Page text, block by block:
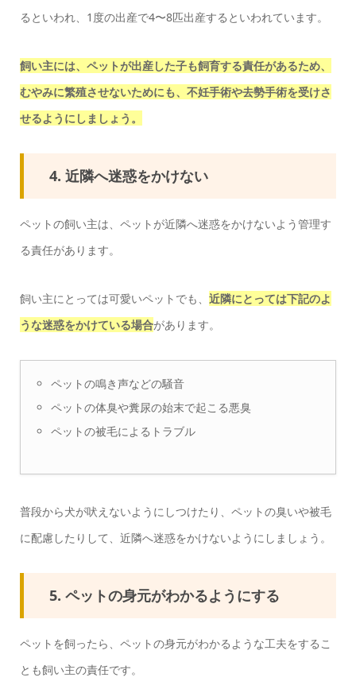
るといわれ、1度の出産で4〜8匹出産するといわれています。
飼い主には、ペットが出産した子も飼育する責任があるため、
むやみに繁殖させないためにも、不妊手術や去勢手術を受けさ
せるようにしましょう。
4. 近隣へ迷惑をかけない
ペットの飼い主は、ペットが近隣へ迷惑をかけないよう管理す
る責任があります。
飼い主にとっては可愛いペットでも、 近隣にとっては下記のよ
うな迷惑をかけている場合があります。
ペットの鳴き声などの騒音
ペットの体臭や糞尿の始末で起こる悪臭
ペットの被毛によるトラブル
普段から犬が吠えないようにしつけたり、ペットの臭いや被毛
に配慮したりして、近隣へ迷惑をかけないようにしましょう。
5. ペットの身元がわかるようにする
ペットを飼ったら、ペットの身元がわかるような工夫をするこ
とも飼い主の責任です。